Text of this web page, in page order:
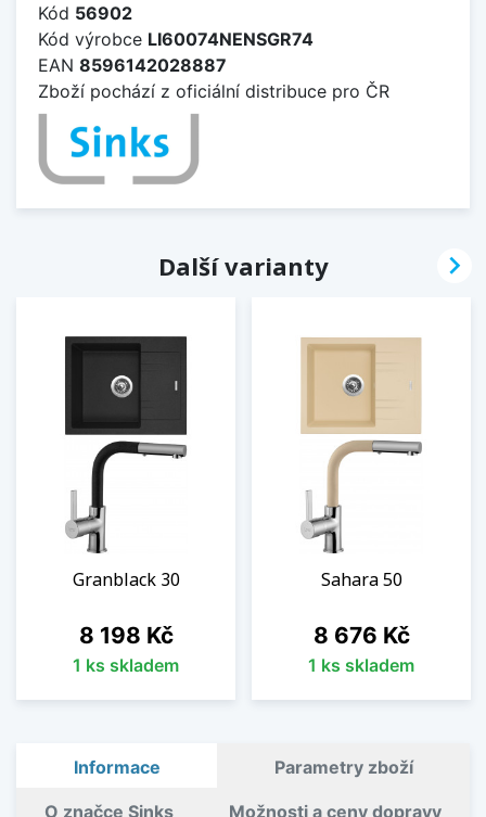
Kód 56902
Kód výrobce LI60074NENSGR74
EAN 8596142028887
Zboží pochází z oficiální distribuce pro ČR
Další varianty
Granblack 30
Cena
8 198 Kč
1 ks skladem
Sahara 50
Cena
8 676 Kč
1 ks skladem

Informace Parametry zboží
O značce Sinks Možnosti a ceny dopravy